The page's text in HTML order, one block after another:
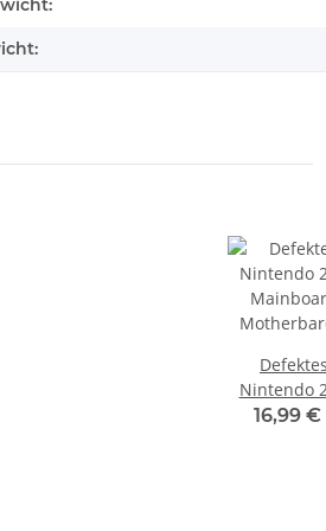
Defektes
Nintendo
16,99 €